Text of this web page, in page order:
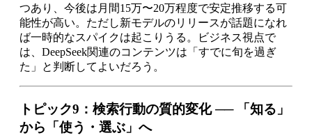
つあり、今後は月間15万〜20万程度で安定推移する可
能性が高い。ただし新モデルのリリースが話題になれ
ば一時的なスパイクは起こりうる。ビジネス視点で
は、DeepSeek関連のコンテンツは「すでに旬を過ぎ
た」と判断してよいだろう。
トピック9：検索行動の質的変化 ── 「知る」
から「使う・選ぶ」へ